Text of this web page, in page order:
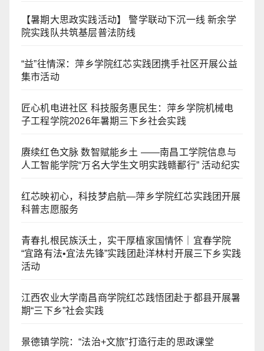
【暑期大思政实践活动】 警学联动下沉一线 新余学
院实践队共筑基层普法防线
“益”往情深：萍乡学院红芯实践团携手社区开展公益
集市活动
匠心机电进社区 科技服务惠民生：萍乡学院机械电
子工程学院2026年暑期三下乡社会实践
赓续红色文脉 数智赋能乡土 ——南昌工学院信息与
人工智能学院“万名大学生文明实践赣鄱行” 活动纪实
红芯映初心，科技梦启航—萍乡学院红芯实践团开展
科普志愿服务
青春扎根民族沃土，实干厚植家国情怀｜宜春学院
“宜路有法•宜法先锋”实践团赴洋林村开展三下乡实践
活动
江西农业大学南昌商学院红芯践悟团赴于都县开展暑
期“三下乡”社会实践
景德镇学院：“法治+文旅”打造行走的思政课堂